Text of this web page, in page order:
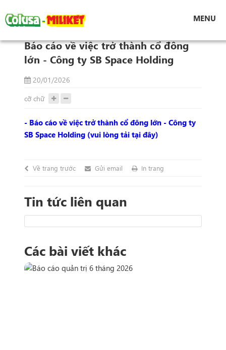
MENU
Báo cáo về việc trở thành cổ đông lớn - Công ty
Báo cáo về việc trở thành cổ đông
lớn - Công ty SB Space Holding
20/01/2026
cỡ chữ
- Báo cáo về việc trở thành cổ đông lớn - Công ty
SB Space Holding​ (vui lòng tải tại đây)
Về trang trước Gửi email In trang
Tin tức liên quan
Các bài viết khác